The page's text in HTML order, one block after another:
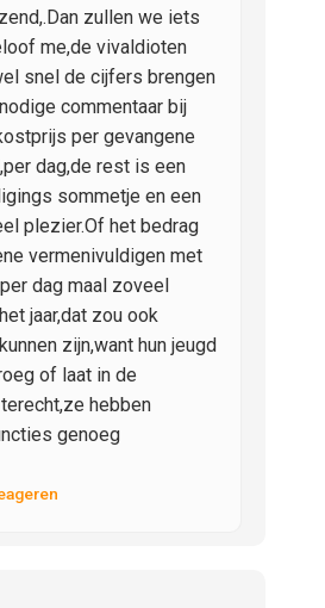
zullen we iets
me,de vivaldioten
snel de cijfers brengen
commentaar bij
per gevangene
dag,de rest is een
sommetje en een
plezier.Of het bedrag
vermenivuldigen met
dag maal zoveel
jaar,dat zou ook
zijn,want hun jeugd
of laat in de
hebben
genoeg